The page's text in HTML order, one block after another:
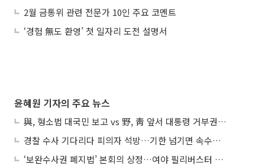
2월 금통위 관련 전문가 10인 주요 코멘트
‘경험 無도 환영’ 첫 일자리 도전 설명서
윤혜원 기자의 주요 뉴스
與, 형소법 대국민 보고 vs 野, 靑 앞서 대통령 거부권 촉구
경찰 수사 기다리다 피의자 석방…기한 넘기면 속수무책
‘보완수사권 폐지법’ 본회의 상정…여야 필리버스터 대치